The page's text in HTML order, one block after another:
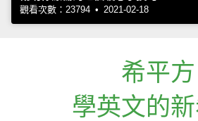
觀看次數：23794 • 2021-02-18
希平方
學英文的